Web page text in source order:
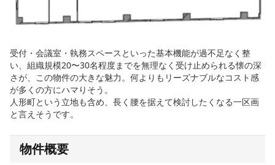
受付・会議室・執務スペースといった基本機能が過不足なく整
い、組織規模20〜30名程度までを無理なく受け止められる懐の深
さが、この物件の大きな魅力。何よりもリーズナブルなコスト感
が多くの方にハマりそう。
人形町という立地も含め、長く腰を据えて検討したくなる一区画
と言えそうです。
物件概要